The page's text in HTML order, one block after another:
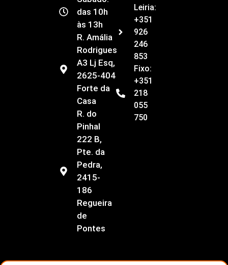
das 10h
às 13h
R. Amália
Rodrigues
A3 Lj Esq,
2625-404
Forte da
Casa
R. do
Pinhal
222 B,
Pte. da
Pedra,
2415-
186
Regueira
de
Pontes
Leiria:
+351
926
246
853
Fixo:
+351
218
055
750